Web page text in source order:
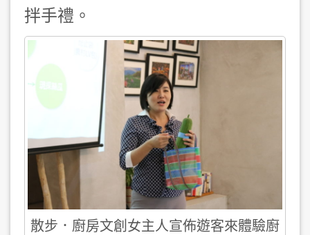
拌手禮。
散步．廚房文創女主人宣佈遊客來體驗廚